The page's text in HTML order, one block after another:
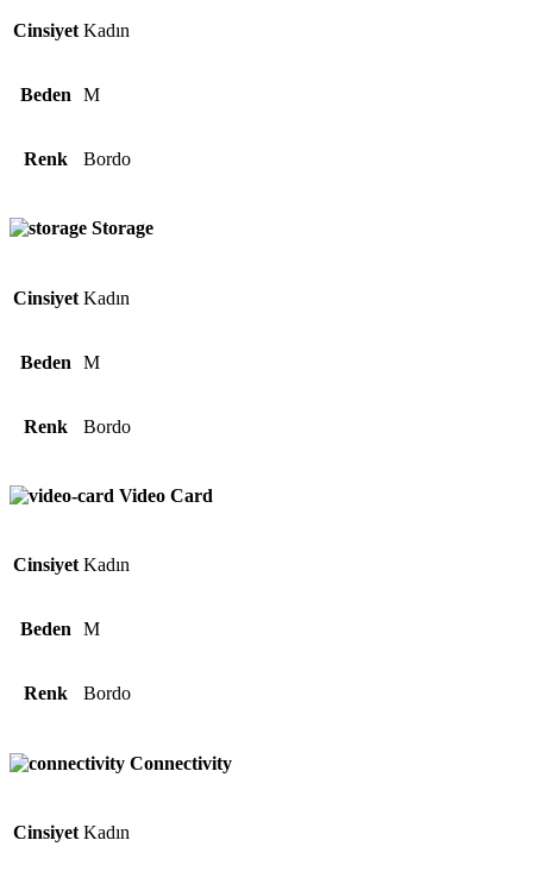
Cinsiyet Kadın
Beden M
Renk Bordo
Storage
Cinsiyet Kadın
Beden M
Renk Bordo
Video Card
Cinsiyet Kadın
Beden M
Renk Bordo
Connectivity
Cinsiyet Kadın